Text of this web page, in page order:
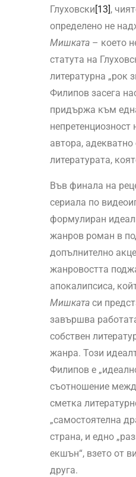
Глуховски [13] ,
определено не
Мишката– което
статута на
литературна „рок
Филипов засега
придържа към
непретенциозност
автора,
литературата,
Във финала на
сериала по
формулиран
жанров роман в
допълнително
жанровостта
апокалипсиса,
Мишкатаси
завършва
собствен
жанра. Този
Филипов е
съотношение
сметка
„самостоятелна
страна, и едно
екшън“, взето от
друга.